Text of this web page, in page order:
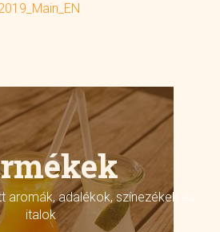
adalékok, színezékek és
italok